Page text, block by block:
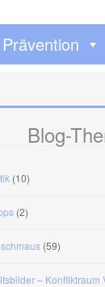
Prävention
Blog-
(10)
(2)
(59)
– Konfliktraum